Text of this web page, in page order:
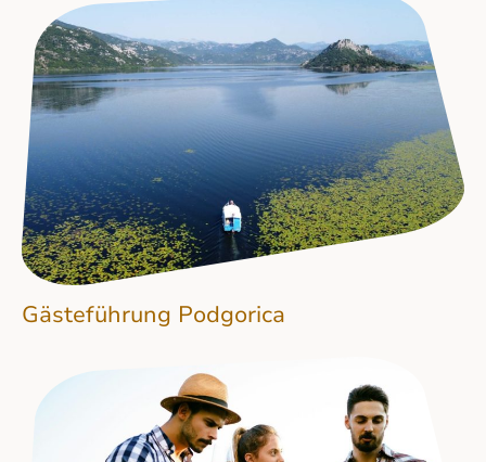
Gästeführung Podgorica